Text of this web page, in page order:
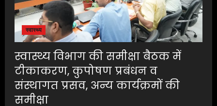
स्वास्थ्य
स्वास्थ्य विभाग की समीक्षा बैठक में
टीकाकरण, कुपोषण प्रबंधन व
संस्थागत प्रसव, अन्य कार्यक्रमों की
समीक्षा